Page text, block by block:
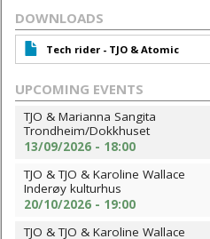
DOWNLOADS
Tech rider - TJO & Atomic
UPCOMING EVENTS
TJO & Marianna Sangita
Trondheim/Dokkhuset
13/09/2026 - 18:00
TJO & TJO & Karoline Wallace
Inderøy kulturhus
20/10/2026 - 19:00
TJO & TJO & Karoline Wallace